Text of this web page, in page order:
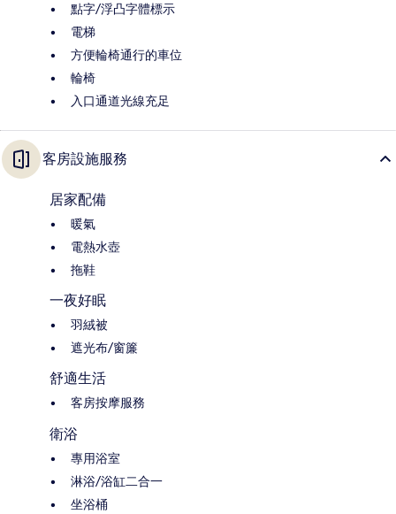
點字/浮凸字體標示
電梯
方便輪椅通行的車位
輪椅
入口通道光線充足
客房設施服務
居家配備
暖氣
電熱水壺
拖鞋
一夜好眠
羽絨被
遮光布/窗簾
舒適生活
客房按摩服務
衛浴
專用浴室
淋浴/浴缸二合一
坐浴桶